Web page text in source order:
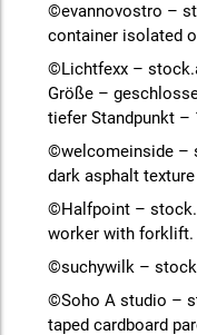
©evannovostro –
container isolated
©Lichtfexx –
Größe –
tiefer Standpunkt –
©welcomeinside –
dark asphalt
©Halfpoint –
worker with forklift.
©suchywilk –
©Soho A studio –
taped cardboard